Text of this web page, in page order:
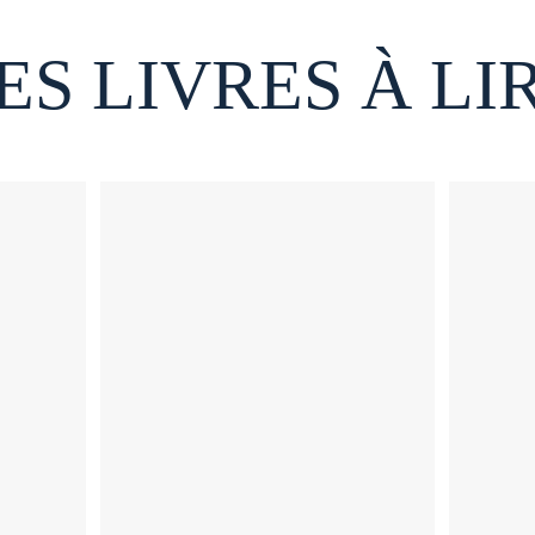
LIVRES À